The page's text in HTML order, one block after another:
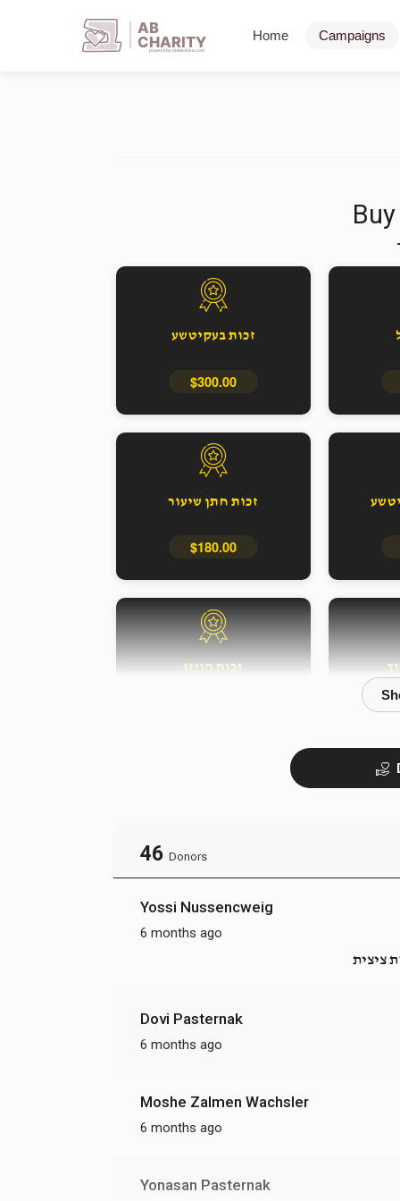
AB
CHARITY
powerd by ahblicklive.com
Home Campaigns
זכות בעקיטשע
$300.00
זכות חתן שיעור
$180.00
זכות הויזן
46 Donors
Yossi Nussencweig
6 months ago
ציצית
Dovi Pasternak
6 months ago
Moshe Zalmen Wachsler
6 months ago
Yonasan Pasternak